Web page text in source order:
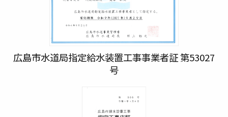
広島市水道局指定給水装置工事事業者証 第53027
号